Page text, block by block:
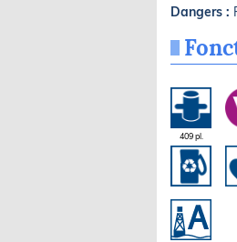
Dangers :
409 pl.